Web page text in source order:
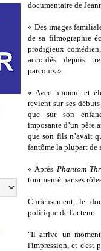
documentaire de
« Des images
de sa filmographie
prodigieux
accordés depuis
parcours ».
« Avec humour et
revient sur ses
que sur son
imposante d’un père
que son fils n’avait
fantôme la plupart de
« Après Phantom
tourmenté par ses
Curieusement, le
politique de l'acteur.
"Il arrive un
l'impression, et c'est